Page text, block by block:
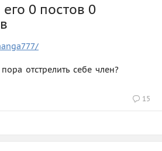
0 постов 0
отстрелить себе член?
15